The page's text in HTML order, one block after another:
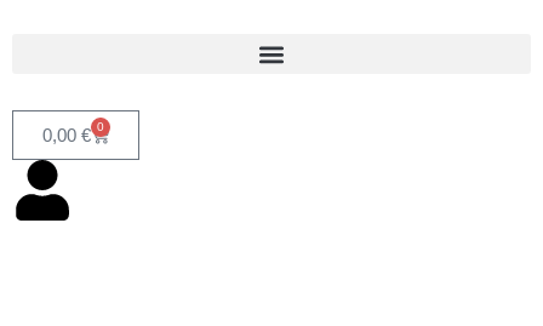
0,00 € 0